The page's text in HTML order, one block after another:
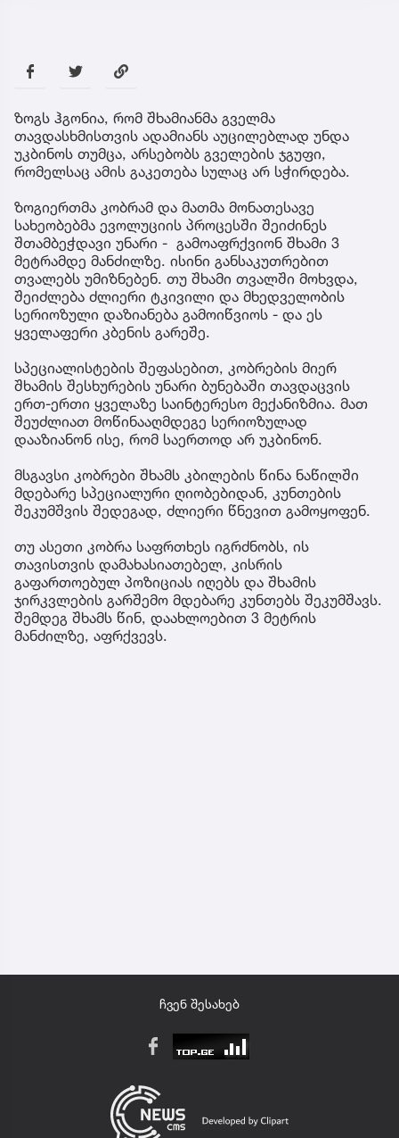
ზოგს ჰგონია, რომ შხამიანმა გველმა
თავდასხმისთვის ადამიანს აუცილებლად უნდა
უკბინოს თუმცა, არსებობს გველების ჯგუფი,
რომელსაც ამის გაკეთება სულაც არ სჭირდება.
ზოგიერთმა კობრამ და მათმა მონათესავე
სახეობებმა ევოლუციის პროცესში შეიძინეს
შთამბეჭდავი უნარი - გამოაფრქვიონ შხამი 3
მეტრამდე მანძილზე. ისინი განსაკუთრებით
თვალებს უმიზნებენ. თუ შხამი თვალში მოხვდა,
შეიძლება ძლიერი ტკივილი და მხედველობის
სერიოზული დაზიანება გამოიწვიოს - და ეს
ყველაფერი კბენის გარეშე.
სპეციალისტების შეფასებით, კობრების მიერ
შხამის შესხურების უნარი ბუნებაში თავდაცვის
ერთ-ერთი ყველაზე საინტერესო მექანიზმია. მათ
შეუძლიათ მოწინააღმდეგე სერიოზულად
დააზიანონ ისე, რომ საერთოდ არ უკბინონ.
მსგავსი კობრები შხამს კბილების წინა ნაწილში
მდებარე სპეციალური ღიობებიდან, კუნთების
შეკუმშვის შედეგად, ძლიერი წნევით გამოყოფენ.
თუ ასეთი კობრა საფრთხეს იგრძნობს, ის
თავისთვის დამახასიათებელ, კისრის
გაფართოებულ პოზიციას იღებს და შხამის
ჯირკვლების გარშემო მდებარე კუნთებს შეკუმშავს.
შემდეგ შხამს წინ, დაახლოებით 3 მეტრის
მანძილზე, აფრქვევს.
ჩვენ შესახებ